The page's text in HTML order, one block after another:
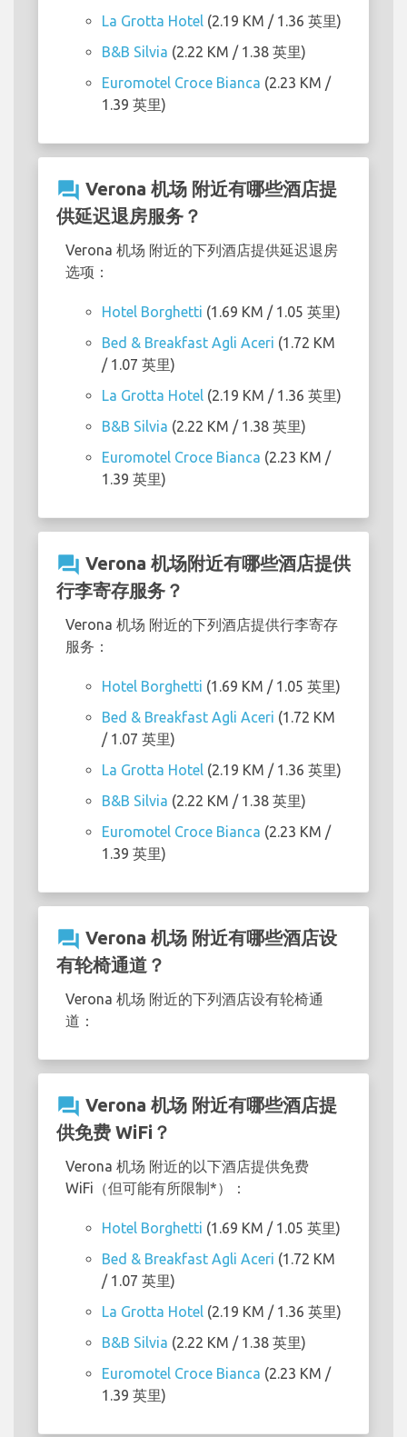
La Grotta Hotel (2.19 KM / 1.36 英里)
B&B Silvia (2.22 KM / 1.38 英里)
Euromotel Croce Bianca (2.23 KM /
1.39 英里)
question_answer Verona 机场 附近有哪些酒店提
供延迟退房服务？
Verona 机场 附近的下列酒店提供延迟退房
选项：
Hotel Borghetti (1.69 KM / 1.05 英里)
Bed & Breakfast Agli Aceri (1.72 KM
/ 1.07 英里)
La Grotta Hotel (2.19 KM / 1.36 英里)
B&B Silvia (2.22 KM / 1.38 英里)
Euromotel Croce Bianca (2.23 KM /
1.39 英里)
question_answer Verona 机场附近有哪些酒店提供
行李寄存服务？
Verona 机场 附近的下列酒店提供行李寄存
服务：
Hotel Borghetti (1.69 KM / 1.05 英里)
Bed & Breakfast Agli Aceri (1.72 KM
/ 1.07 英里)
La Grotta Hotel (2.19 KM / 1.36 英里)
B&B Silvia (2.22 KM / 1.38 英里)
Euromotel Croce Bianca (2.23 KM /
1.39 英里)
question_answer Verona 机场 附近有哪些酒店设
有轮椅通道？
Verona 机场 附近的下列酒店设有轮椅通
道：
question_answer Verona 机场 附近有哪些酒店提
供免费 WiFi？
Verona 机场 附近的以下酒店提供免费
WiFi（但可能有所限制*）：
Hotel Borghetti (1.69 KM / 1.05 英里)
Bed & Breakfast Agli Aceri (1.72 KM
/ 1.07 英里)
La Grotta Hotel (2.19 KM / 1.36 英里)
B&B Silvia (2.22 KM / 1.38 英里)
Euromotel Croce Bianca (2.23 KM /
1.39 英里)